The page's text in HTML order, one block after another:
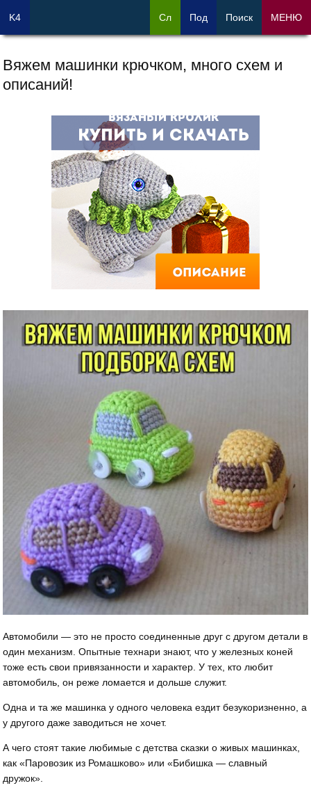
Вяжем машинки крючком, много схем и
описаний!
Автомобили — это не просто соединенные друг с другом детали в
один механизм. Опытные технари знают, что у железных коней
тоже есть свои привязанности и характер. У тех, кто любит
автомобиль, он реже ломается и дольше служит.
Одна и та же машинка у одного человека ездит безукоризненно, а
у другого даже заводиться не хочет.
А чего стоят такие любимые с детства сказки о живых машинках,
как «Паровозик из Ромашково» или «Бибишка — славный
дружок».
K4 Сл Под Поиск МЕНЮ